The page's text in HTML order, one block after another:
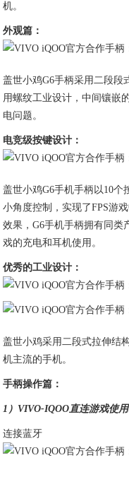
机。
外观篇：
盖世小鸡G6手柄采用二段
用螺纹工业设计，中间镶嵌
电问题。
电竞级按键设计：
盖世小鸡G6手机手柄以10个
小角度控制，实现了FPS游
效果，G6手机手柄拥有同
戏的充电和耳机使用。
优秀的工业设计：
盖世小鸡采用二段式拉伸结
机主流的手机。
手柄操作篇：
1）VIVO-IQOO直连游戏使
连接蓝牙